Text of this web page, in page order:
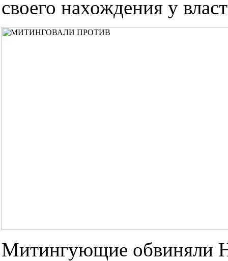
своего нахождения у
Митингующие обвиняли